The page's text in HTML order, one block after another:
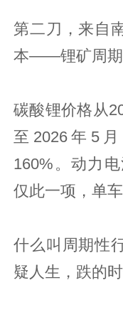
第二刀，来自
本——锂矿周期
碳酸锂价格从
至2026年5
160%。动力
仅此一项，单
什么叫周期性
疑人生，跌的